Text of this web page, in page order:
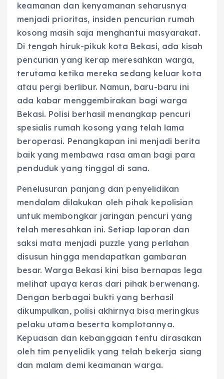
keamanan dan kenyamanan seharusnya
menjadi prioritas, insiden pencurian rumah
kosong masih saja menghantui masyarakat.
Di tengah hiruk-pikuk kota Bekasi, ada kisah
pencurian yang kerap meresahkan warga,
terutama ketika mereka sedang keluar kota
atau pergi berlibur. Namun, baru-baru ini
ada kabar menggembirakan bagi warga
Bekasi. Polisi berhasil menangkap pencuri
spesialis rumah kosong yang telah lama
beroperasi. Penangkapan ini menjadi berita
baik yang membawa rasa aman bagi para
penduduk yang tinggal di sana.
Penelusuran panjang dan penyelidikan
mendalam dilakukan oleh pihak kepolisian
untuk membongkar jaringan pencuri yang
telah meresahkan ini. Setiap laporan dan
saksi mata menjadi puzzle yang perlahan
disusun hingga mendapatkan gambaran
besar. Warga Bekasi kini bisa bernapas lega
melihat upaya keras dari pihak berwenang.
Dengan berbagai bukti yang berhasil
dikumpulkan, polisi akhirnya bisa meringkus
pelaku utama beserta komplotannya.
Kepuasan dan kebanggaan tentu dirasakan
oleh tim penyelidik yang telah bekerja siang
dan malam demi keamanan warga.